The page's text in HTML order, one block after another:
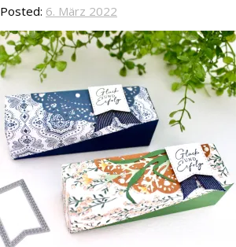
Posted: 6. März 2022